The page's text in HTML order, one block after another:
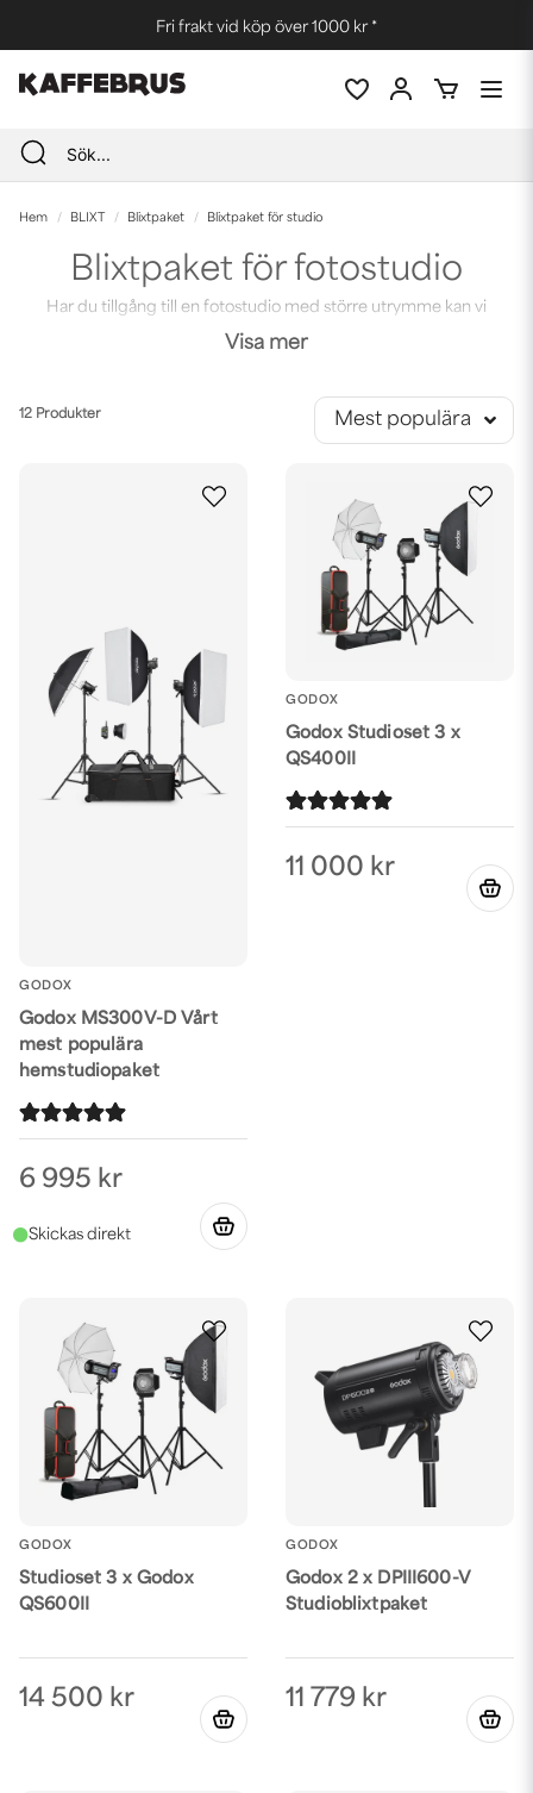
Fri frakt vid köp över 1000 kr *
Hem BLIXT Blixtpaket Blixtpaket för studio
Blixtpaket för fotostudio
Har du tillgång till en fotostudio med större utrymme kan vi
rekommendera något av våra färdiga blixtpaket för studio. Här
finns studioset med 2 eller 3 fotoblixtar, studiostativ, ljusformare i
Visa mer
12 Produkter Mest populära
GODOX
Godox MS300V-D Vårt
mest populära
hemstudiopaket
6 995 kr
GODOX
Godox Studioset 3 x
QS400II
11 000 kr
GODOX
Studioset 3 x Godox
QS600II
14 500 kr
GODOX
Godox 2 x DPIII600-V
Studioblixtpaket
11 779 kr